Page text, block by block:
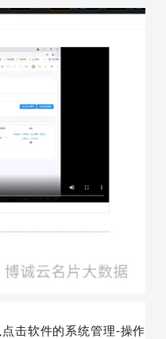
击软件的系统管理-操作